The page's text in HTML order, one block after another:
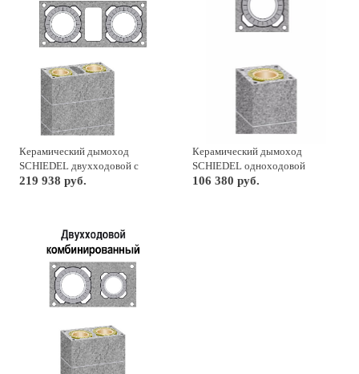
Керамический дымоход
SCHIEDEL двухходовой с
вентиляционным каналом
219 938 руб.
Керамический дымоход
SCHIEDEL одноходовой
106 380 руб.